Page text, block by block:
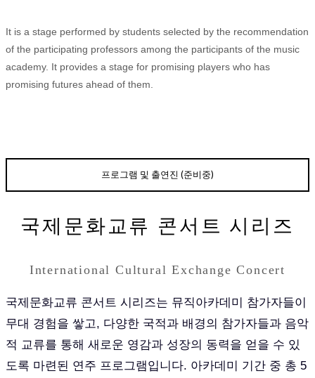
It is a stage performed by students selected by the recommendation
of the participating professors among the participants of the music
academy. It provides a stage for promising players who has
promising futures ahead of them.
프로그램 및 출연진 (준비중)
국제문화교류 콘서트 시리즈
International Cultural Exchange Concert
국제문화교류 콘서트 시리즈는 뮤직아카데미 참가자들이
무대 경험을 쌓고, 다양한 국적과 배경의 참가자들과 음악
적 교류를 통해 새로운 영감과 성장의 동력을 얻을 수 있
도록 마련된 연주 프로그램입니다. 아카데미 기간 중 총 5